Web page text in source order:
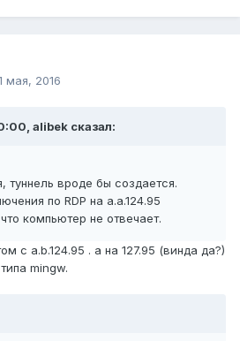
мая, 2016
alibek сказал:
туннель вроде бы создается.
по RDP на a.a.124.95
компьютер не отвечает.
с a.b.124.95 . а на 127.95 (винда да?)
mingw.